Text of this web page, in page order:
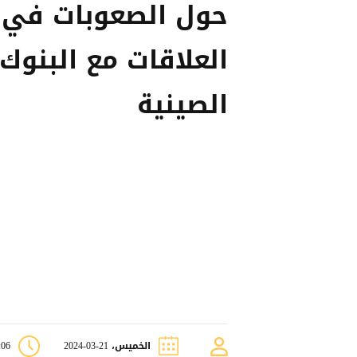
حول الصعوبات في
العلاقات مع البنوك
الصينية
الخميس، 21-03-2024